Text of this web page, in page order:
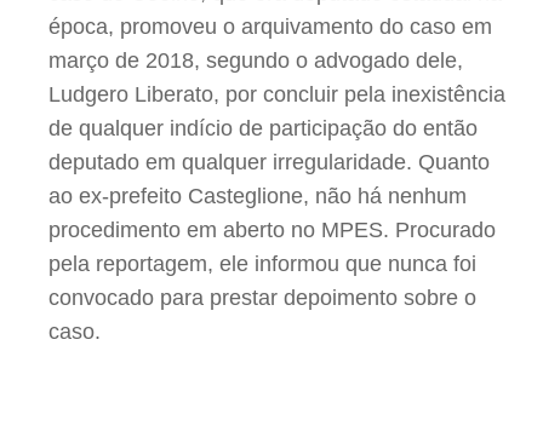
época, promoveu o arquivamento do caso em
março de 2018, segundo o advogado dele,
Ludgero Liberato, por concluir pela inexistência
de qualquer indício de participação do então
deputado em qualquer irregularidade. Quanto
ao ex-prefeito Casteglione, não há nenhum
procedimento em aberto no MPES. Procurado
pela reportagem, ele informou que nunca foi
convocado para prestar depoimento sobre o
caso.